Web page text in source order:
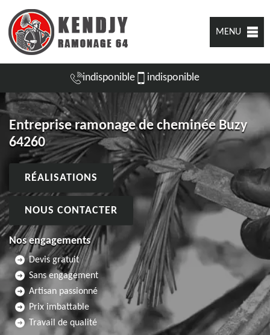
MENU
indisponible indisponible
Entreprise ramonage de cheminée Buzy
64260
RÉALISATIONS
NOUS CONTACTER
Nos engagements
Devis gratuit
Sans engagement
Artisan passionné
Prix imbattable
Travail de qualité